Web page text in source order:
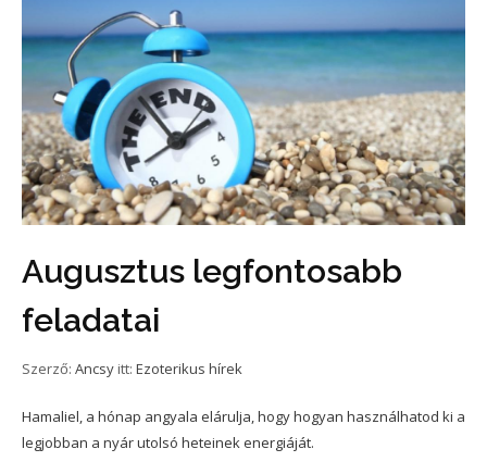
Augusztus legfontosabb
feladatai
Szerző: Ancsy itt: Ezoterikus hírek
Hamaliel, a hónap angyala elárulja, hogy hogyan használhatod ki a
legjobban a nyár utolsó heteinek energiáját.